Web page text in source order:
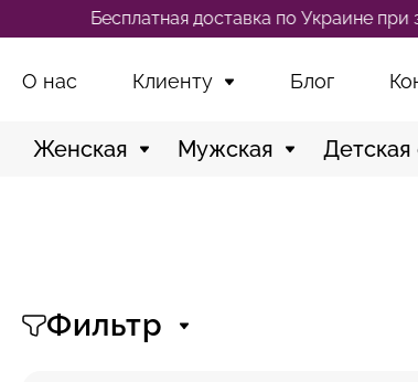
доставка по Украине при заказе от 2500 грн
О нас Клиенту Блог
Женская Мужская Детская
Фильтр